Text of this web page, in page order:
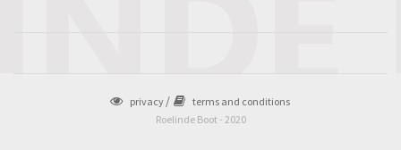
privacy
terms and conditions
Roelinde Boot - 2020